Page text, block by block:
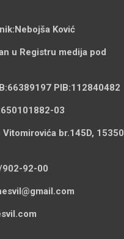
Nebojša Ković
u Registru medija pod
66389197 PIB:112840482
03
Vitomirovića br.145D, 15350
902-92-00